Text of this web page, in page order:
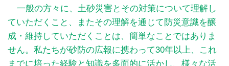
一般の方々に、土砂災害とその対策について理解し
ていただくこと、またその理解を通じて防災意識を醸
成・維持していただくことは、簡単なことではありま
せん。私たちが砂防の広報に携わって30年以上、これ
までに培った経験と知識を多面的に活かし、様々な活